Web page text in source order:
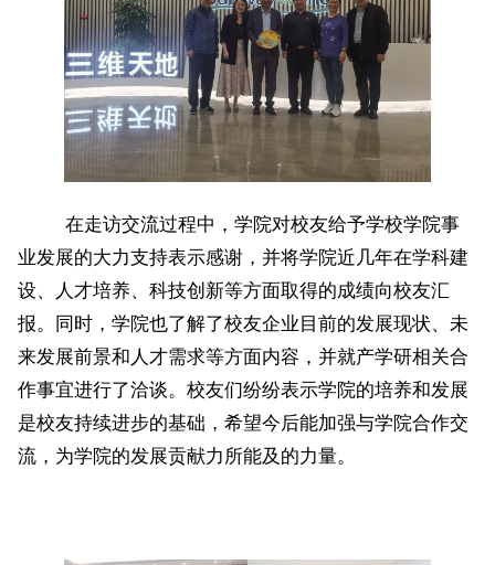
在走访交流过程中，学院对校友给予学校学院事
业发展的大力支持表示感谢，并将学院近几年在学科建
设、人才培养、科技创新等方面取得的成绩向校友汇
报。同时，学院也了解了校友企业目前的发展现状、未
来发展前景和人才需求等方面内容，并就产学研相关合
作事宜进行了洽谈。校友们纷纷表示学院的培养和发展
是校友持续进步的基础，希望今后能加强与学院合作交
流，为学院的发展贡献力所能及的力量。